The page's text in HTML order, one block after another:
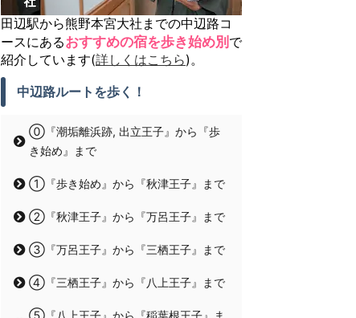
田辺駅から熊野本宮大社までの中辺路コ
ースにあるおすすめの宿を歩き始め別 で
紹介しています(詳しくはこちら)。
中辺路ルートを歩く！
⓪『潮垢離浜跡, 出立王子』から『歩
き始め』まで
①『歩き始め』から『秋津王子』まで
②『秋津王子』から『万呂王子』まで
③『万呂王子』から『三栖王子』まで
④『三栖王子』から『八上王子』まで
⑤『八上王子』から『稲葉根王子』ま